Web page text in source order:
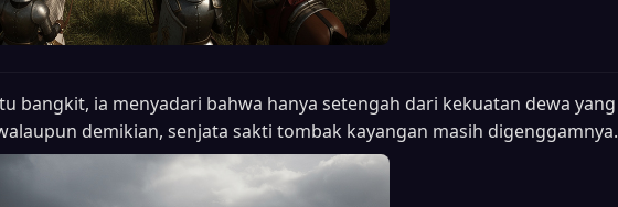
bangkit, ia menyadari bahwa hanya setengah dari kekuatan dewa yang
demikian, senjata sakti tombak kayangan masih digenggamnya.